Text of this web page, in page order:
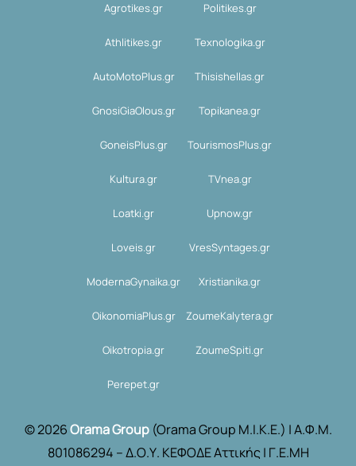
Agrotikes.gr Politikes.gr
Athlitikes.gr Texnologika.gr
AutoMotoPlus.gr Thisishellas.gr
GnosiGiaOlous.gr Topikanea.gr
GoneisPlus.gr TourismosPlus.gr
Kultura.gr TVnea.gr
Loatki.gr Upnow.gr
Loveis.gr VresSyntages.gr
ModernaGynaika.gr Xristianika.gr
OikonomiaPlus.gr ZoumeKalytera.gr
Oikotropia.gr ZoumeSpiti.gr
Perepet.gr
© 2026Orama Group(Orama Group Μ.Ι.Κ.Ε.) | Α.Φ.Μ.
801086294 – Δ.Ο.Υ. ΚΕΦΟΔΕ Αττικής | Γ.Ε.ΜΗ